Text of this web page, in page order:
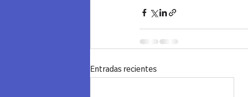
Entradas recientes